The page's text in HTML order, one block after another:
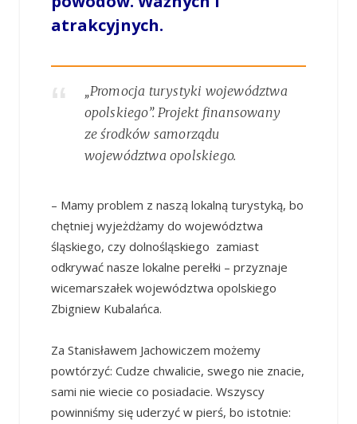
atrakcyjnych.
„Promocja turystyki województwa
opolskiego”. Projekt finansowany
ze środków samorządu
województwa opolskiego.
– Mamy problem z naszą lokalną turystyką, bo
chętniej wyjeżdżamy do województwa
śląskiego, czy dolnośląskiego zamiast
odkrywać nasze lokalne perełki – przyznaje
wicemarszałek województwa opolskiego
Zbigniew Kubalańca.
Za Stanisławem Jachowiczem możemy
powtórzyć: Cudze chwalicie, swego nie znacie,
sami nie wiecie co posiadacie. Wszyscy
powinniśmy się uderzyć w pierś, bo istotnie: